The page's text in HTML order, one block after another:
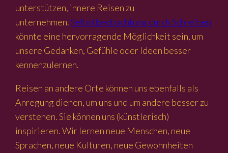
unterstützen, innere Reisen zu
unternehmen.Selbstbeobachtung durch Schreiben
könnte eine hervorragende Möglichkeit sein, um
unsere Gedanken, Gefühle oder Ideen besser
kennenzulernen.
Reisen an andere Orte können uns ebenfalls als
Anregung dienen, um uns und um andere besser zu
verstehen. Sie können uns (künstlerisch)
inspirieren. Wir lernen neue Menschen, neue
Sprachen, neue Kulturen, neue Gewohnheiten